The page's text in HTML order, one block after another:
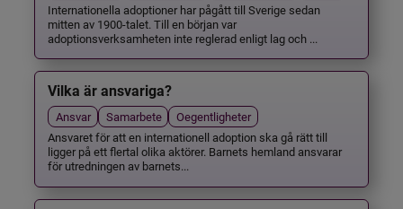
Internationella adoptioner har pågått till Sverige sedan
mitten av 1900-talet. Till en början var
adoptionsverksamheten inte reglerad enligt lag och ...
Vilka är ansvariga?
Ansvar Samarbete
Oegentligheter
Ansvaret för att en internationell adoption ska gå rätt till
ligger på ett flertal olika aktörer. Barnets hemland ansvarar
för utredningen av barnets...